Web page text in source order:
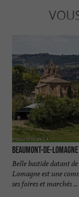
Beaumont-de-Lomagne
Belle bastide datant
Lomagne est une
ses foires et marchés ...